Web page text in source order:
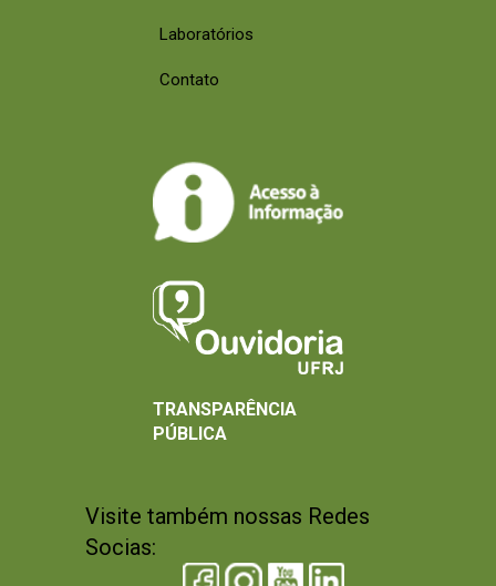
Laboratórios
Contato
Visite também nossas Redes
Socias:
TRANSPARÊNCIA
PÚBLICA